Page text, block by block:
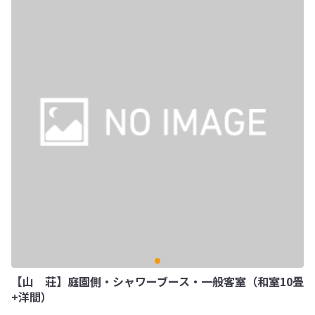
【山 荘】庭園側・シャワーブース・一般客室（和室10畳
+洋間）